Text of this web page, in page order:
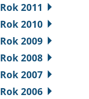
Rok 2011
Rok 2010
Rok 2009
Rok 2008
Rok 2007
Rok 2006